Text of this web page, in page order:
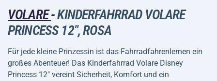
VOLARE-KINDERFAHRRAD VOLARE
PRINCESS 12", ROSA
Für jede kleine Prinzessin ist das Fahrradfahrenlernen ein
großes Abenteuer! Das Kinderfahrrad Volare Disney
Princess 12" vereint Sicherheit, Komfort und ein